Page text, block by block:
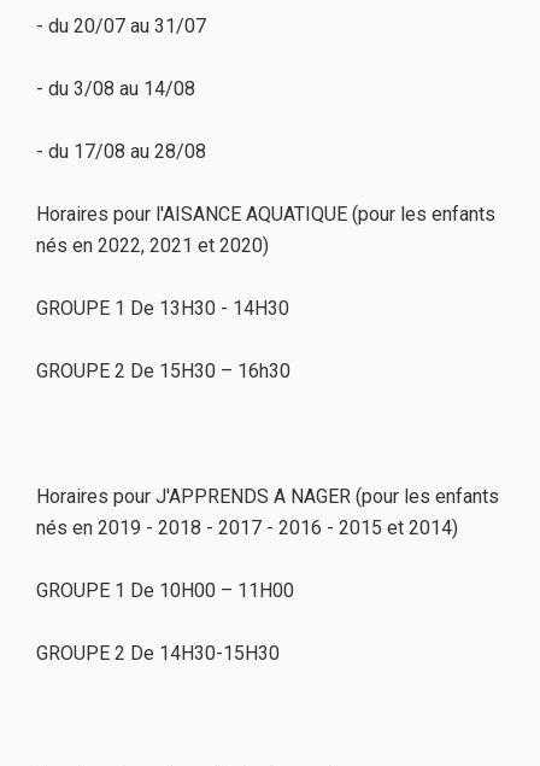
- du 20/07 au 31/07
- du 3/08 au 14/08
- du 17/08 au 28/08
Horaires pour l'AISANCE AQUATIQUE (pour les enfants
nés en 2022, 2021 et 2020)
GROUPE 1 De 13H30 - 14H30
GROUPE 2 De 15H30 – 16h30
Horaires pour J'APPRENDS A NAGER (pour les enfants
nés en 2019 - 2018 - 2017 - 2016 - 2015 et 2014)
GROUPE 1 De 10H00 – 11H00
GROUPE 2 De 14H30-15H30